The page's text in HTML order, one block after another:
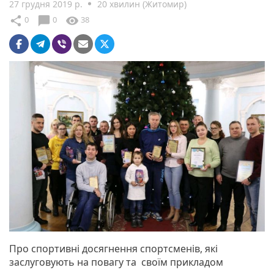
27 грудня 2019 р. 20 хвилин (Житомир)
share 0 chat_bubble 0 visibility 38
Про спортивні досягнення спортсменів, які
заслуговують на повагу та своїм прикладом